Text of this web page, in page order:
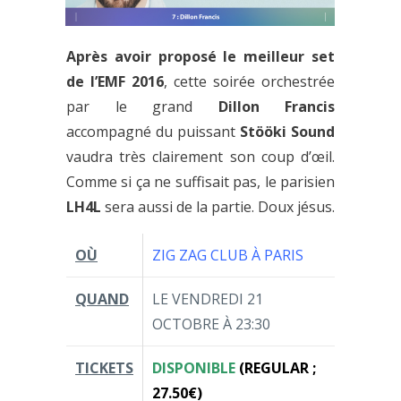
Après avoir proposé le meilleur set
de l’EMF 2016, cette soirée orchestrée
par le grand Dillon Francis
accompagné du puissant Stööki Sound
vaudra très clairement son coup d’œil.
Comme si ça ne suffisait pas, le parisien
LH4L sera aussi de la partie. Doux jésus.
OÙ ZIG ZAG CLUB À PARIS
QUAND
LE VENDREDI 21
OCTOBRE À 23:30
TICKETS DISPONIBLE (REGULAR ;
27.50€)